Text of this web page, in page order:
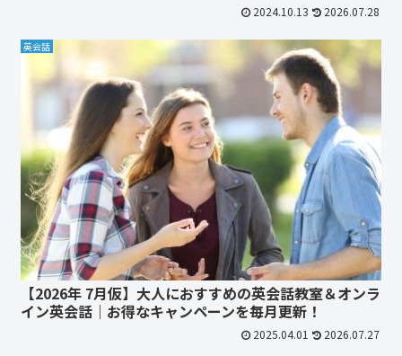
2024.10.13 2026.07.28
英会話
【2026年 7月仮】大人におすすめの英会話教室＆オンラ
イン英会話｜お得なキャンペーンを毎月更新！
2025.04.01 2026.07.27